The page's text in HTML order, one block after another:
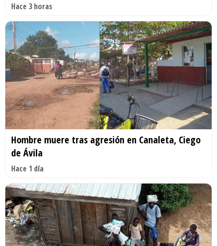
Hace 3 horas
Hombre muere tras agresión en Canaleta, Ciego
de Ávila
Hace 1 día